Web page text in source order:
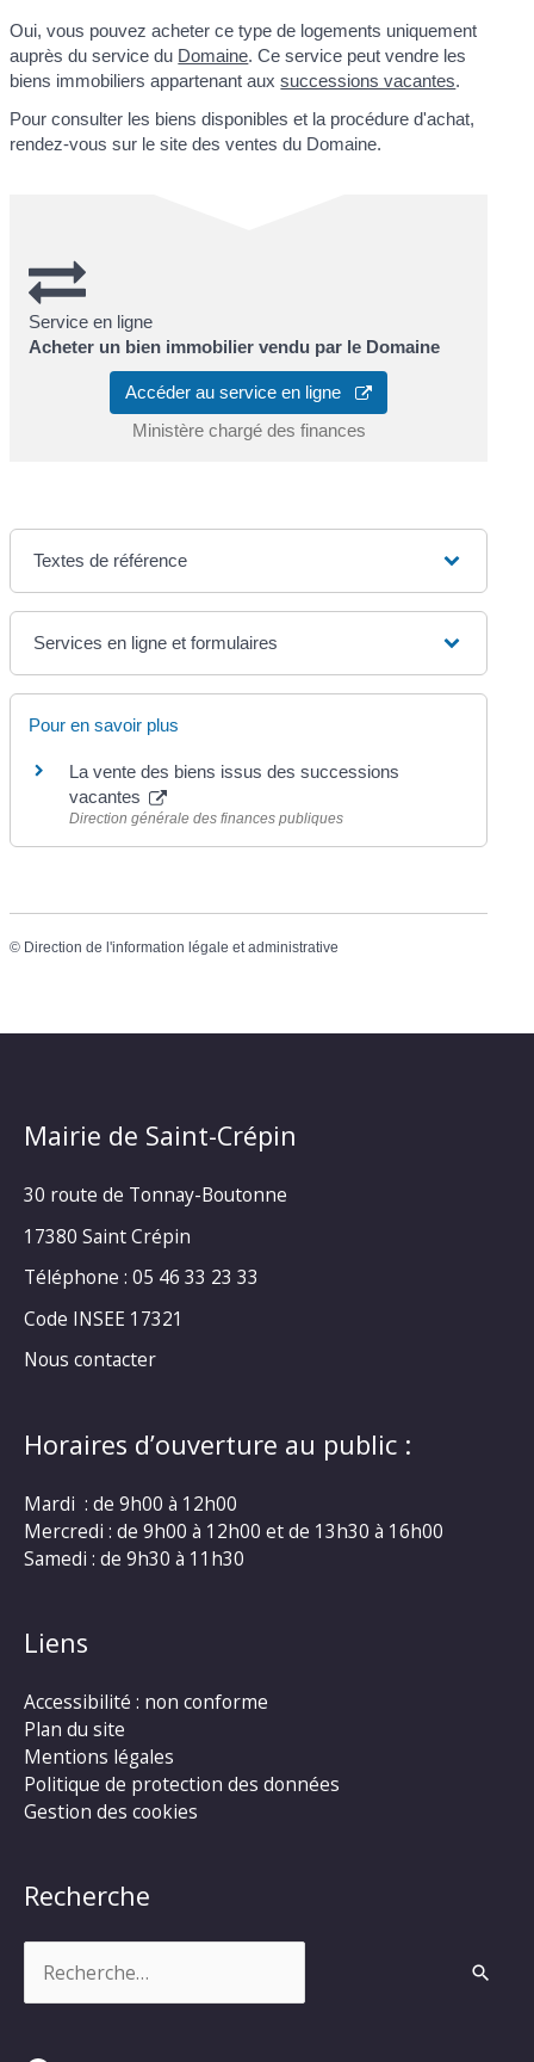
Oui, vous pouvez acheter ce type de logements uniquement
auprès du service du Domaine. Ce service peut vendre les
biens immobiliers appartenant auxsuccessions vacantes.
Pour consulter les biens disponibles et la procédure d'achat,
rendez-vous sur le site des ventes du Domaine.
Service en ligne
Acheter un bien immobilier vendu par le Domaine
Accéder au service en ligne
Ministère chargé des finances
Textes de référence
Services en ligne et formulaires
Pour en savoir plus
La vente des biens issus des successions
vacantes
Direction générale des finances publiques
© Direction de l'information légale et administrative
Mairie de Saint-Crépin
30 route de Tonnay-Boutonne
17380 Saint Crépin
Téléphone : 05 46 33 23 33
Code INSEE 17321
Nous contacter
Horaires d’ouverture au public :
Mardi : de 9h00 à 12h00
Mercredi : de 9h00 à 12h00 et de 13h30 à 16h00
Samedi : de 9h30 à 11h30
Liens
Accessibilité : non conforme
Plan du site
Mentions légales
Politique de protection des données
Gestion des cookies
Recherche